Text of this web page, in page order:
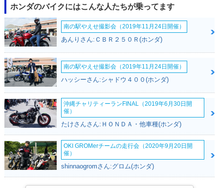
ホンダのバイクにはこんな人たちが乗ってます
南の駅やえせ撮影会（2019年11月24日開催）
あんりさん:ＣＢＲ２５０Ｒ(ホンダ)
南の駅やえせ撮影会（2019年11月24日開催）
ハッシーさん:シャドウ４００(ホンダ)
沖縄チャリティーランFINAL（2019年6月30日開
催）
たけさんさん:ＨＯＮＤＡ・他車種(ホンダ)
OKI GROMerチームの走行会（2020年9月20日開
催）
shinnaogromさん:グロム(ホンダ)